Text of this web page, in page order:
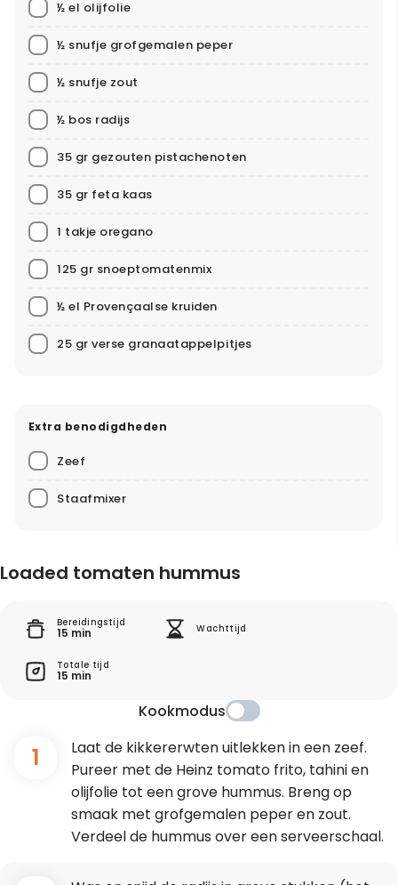
½ el olijfolie
½ snufje grofgemalen peper
½ snufje zout
½ bos radijs
35 gr gezouten pistachenoten
35 gr feta kaas
1 takje oregano
125 gr snoeptomatenmix
½ el Provençaalse kruiden
25 gr verse granaatappelpitjes
Extra benodigdheden
Zeef
Staafmixer
Loaded tomaten hummus
Bereidingstijd
15 min Wachttijd
Totale tijd
15 min
Kookmodus
1
Laat de kikkererwten uitlekken in een zeef.
Pureer met de Heinz tomato frito, tahini en
olijfolie tot een grove hummus. Breng op
smaak met grofgemalen peper en zout.
Verdeel de hummus over een serveerschaal.